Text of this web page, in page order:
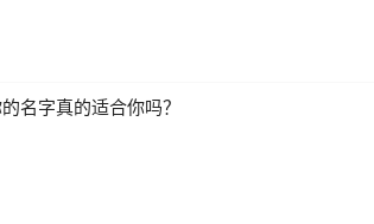
名字真的适合你吗？